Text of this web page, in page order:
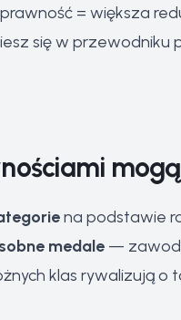
= większa
się w przewodniku
na podstawie
medale —
klas rywalizują o